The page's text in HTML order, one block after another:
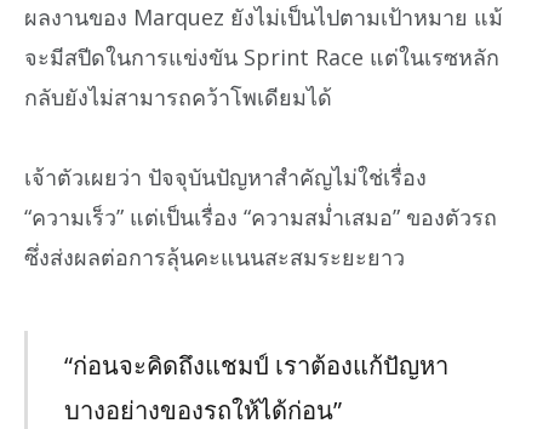
ผลงานของ Marquez ยังไม่เป็นไปตามเป้าหมาย แม้
จะมีสปีดในการแข่งขัน Sprint Race แต่ในเรซหลัก
กลับยังไม่สามารถคว้าโพเดียมได้
เจ้าตัวเผยว่า ปัจจุบันปัญหาสำคัญไม่ใช่เรื่อง
“ความเร็ว” แต่เป็นเรื่อง “ความสม่ำเสมอ” ของตัวรถ
ซึ่งส่งผลต่อการลุ้นคะแนนสะสมระยะยาว
“ก่อนจะคิดถึงแชมป์ เราต้องแก้ปัญหา
บางอย่างของรถให้ได้ก่อน”